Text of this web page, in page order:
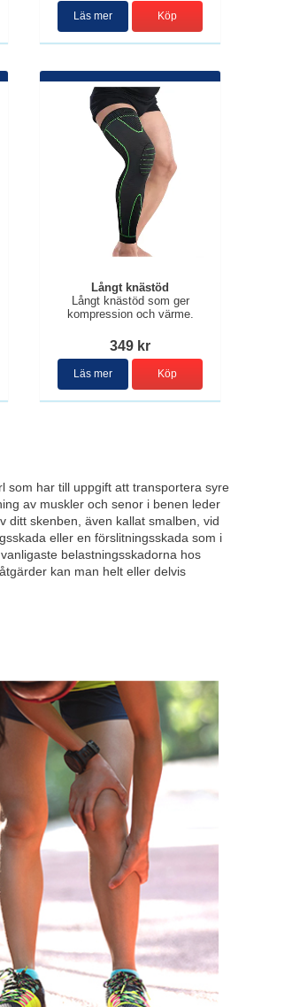
Läs mer
Långt knästöd
Långt knästöd som ger
kompression och värme.
349 kr
Läs mer Köp
som har till uppgift att transportera syre
av muskler och senor i benen leder
ditt skenben, även kallat smalben, vid
eller en förslitningsskada som i
belastningsskadorna hos
kan man helt eller delvis